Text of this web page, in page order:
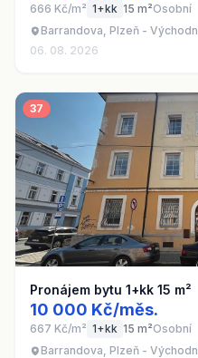
666 Kč/m² 1+kk 15 m²Osobní
Barrandova, Plzeň -
06. 08. 2026
37
Pronájem bytu 1+kk 15 m²
10 000 Kč/měs.
667 Kč/m² 1+kk 15 m²Osobní
Barrandova, Plzeň -